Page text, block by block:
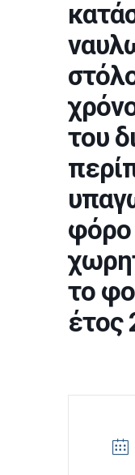
του
φόρο
το
έτος